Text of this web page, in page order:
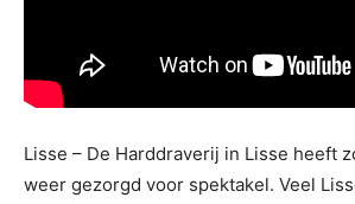
Lisse – De Harddraverij in Lisse heeft
weer gezorgd voor spektakel. Veel